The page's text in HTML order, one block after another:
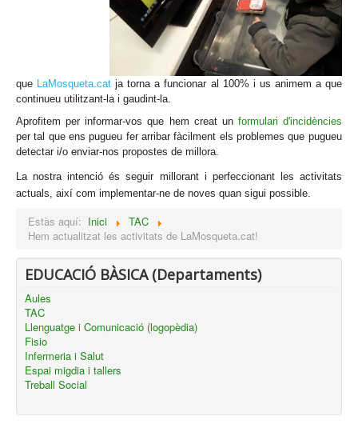
que LaMosqueta .cat ja torna a funcionar al 100% i us animem a que
continueu utilitzant-la i gaudint-la.
Aprofitem per informar-vos que hem creat un formulari d'incidències
per tal que ens pugueu fer arribar fàcilment els problemes que pugueu
detectar i/o enviar-nos propostes de millora.
La nostra intenció és seguir millorant i perfeccionant les activitats
actuals, així com implementar-ne de noves quan sigui possible.
Estàs aquí: Inici
TAC
Hem actualitzat les activitats de LaMosqueta.cat!
EDUCACIÓ BÀSICA (Departaments)
Aules
TAC
Llenguatge i Comunicació (logopèdia)
Fisio
Infermeria i Salut
Espai migdia i tallers
Treball Social